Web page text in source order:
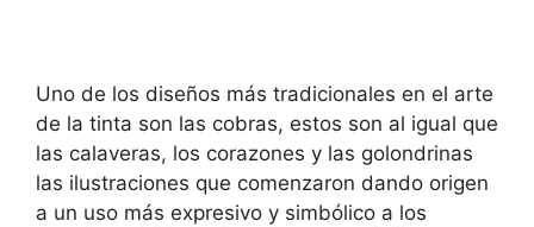
Uno de los diseños más tradicionales en el arte
de la tinta son las cobras, estos son al igual que
las calaveras, los corazones y las golondrinas
las ilustraciones que comenzaron dando origen
a un uso más expresivo y simbólico a los